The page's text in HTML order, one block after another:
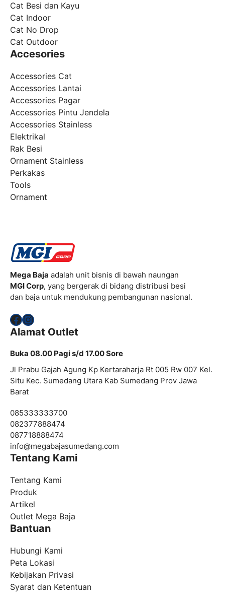
Cat Besi dan Kayu
Cat Indoor
Cat No Drop
Cat Outdoor
Accesories
Accessories Cat
Accessories Lantai
Accessories Pagar
Accessories Pintu Jendela
Accessories Stainless
Elektrikal
Rak Besi
Ornament Stainless
Perkakas
Tools
Ornament
Mega Baja adalah unit bisnis di bawah naungan
MGI Corp, yang bergerak di bidang distribusi besi
dan baja untuk mendukung pembangunan nasional.
Facebook
Instagram
Alamat Outlet
Buka 08.00 Pagi s/d 17.00 Sore
Jl Prabu Gajah Agung Kp Kertaraharja Rt 005 Rw 007 Kel.
Situ Kec. Sumedang Utara Kab Sumedang Prov Jawa
Barat
085333333700
082377888474
087718888474
info@megabajasumedang.com
Tentang Kami
Tentang Kami
Produk
Artikel
Outlet Mega Baja
Bantuan
Hubungi Kami
Peta Lokasi
Kebijakan Privasi
Syarat dan Ketentuan